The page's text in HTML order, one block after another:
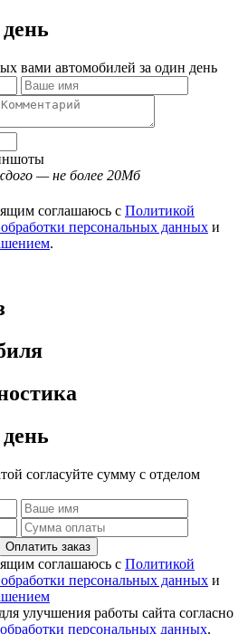
вами автомобилей за один день
— не более 20Мб
соглашаюсь с Политикой
персональных данных и
.
согласуйте сумму с отделом
Оплатить заказ
соглашаюсь с Политикой
персональных данных и
улучшения работы сайта согласно
персональных данных.